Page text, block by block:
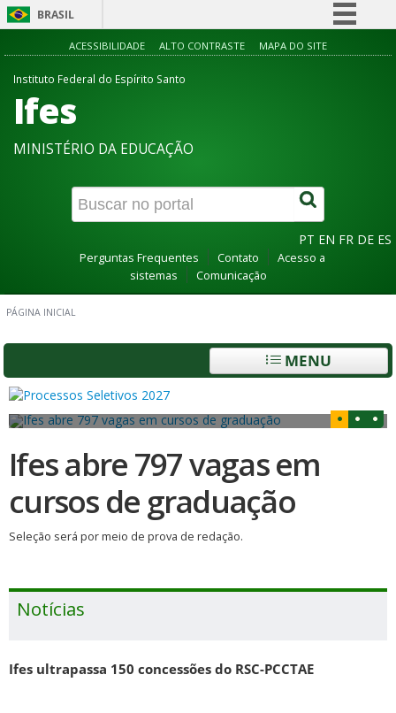
BRASIL
Simplifique!
Canais
ACESSIBILIDADE ALTO CONTRASTE MAPA DO SITE
Instituto Federal do Espírito Santo
Ifes
MINISTÉRIO DA EDUCAÇÃO
PT EN FR DE ES
Perguntas Frequentes Contato
Acesso a
sistemas
Comunicação
PÁGINA INICIAL
MENU
Ifes abre 797 vagas em
cursos de graduação
Seleção será por meio de prova de redação.
Notícias
Ifes ultrapassa 150 concessões do RSC-PCCTAE